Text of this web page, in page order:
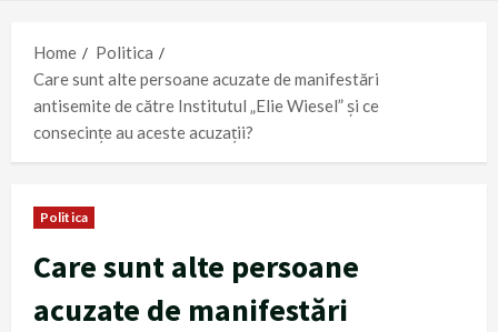
Home
Politica
Care sunt alte persoane acuzate de manifestări
antisemite de către Institutul „Elie Wiesel” și ce
consecințe au aceste acuzații?
Politica
Care sunt alte persoane
acuzate de manifestări